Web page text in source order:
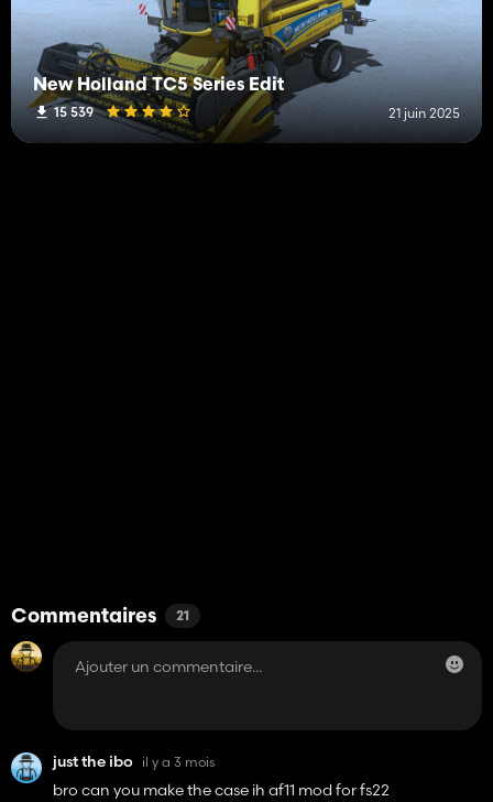
New Holland TC5 Series Edit
15 539 21 juin 2025
Commentaires 21
just the ibo il y a 3 mois
bro can you make the case ih af11 mod for fs22